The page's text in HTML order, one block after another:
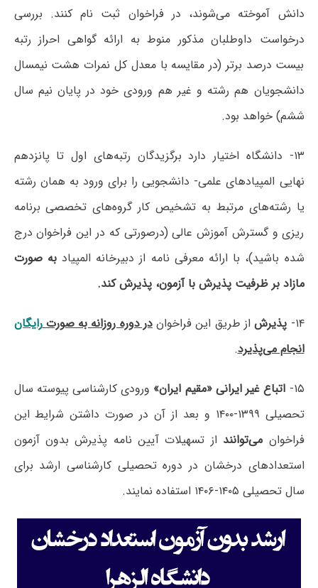
دانش آموخته می‌شوند، در فراخوان ثبت نام کنند. بررسی
درخواست داوطلبان مذکور منوط به ارائه گواهی احراز رتبه
بیست درصد برتر (در مقایسه با معدل کل نمرات هشت نیمسال
دانشجویان هم رشته و غیر هم ورودی خود در پایان نیم سال
ششم) خواهد بود.
۱۳- دانشگاه اختیار دارد برگزیدگان رتبه‌های اول تا پانزدهم
نهایی المپیادهای علمی- دانشجویی را برای ورود به همان رشته
یا رشته‌های مرتبط به تشخیص کار گروه‌های تخصصی برنامه
ریزی و گسترش آموزش عالی (درصورتی که در این فراخوان درج
شده باشید)، با ارائه معرفی نامه از دبیرخانه المپیاد به صورت
مازاد بر ظرفیت پذیرش با آزمون، پذیرش کند.
۱۴- پذیرشاز طریق این فراخواندر دوره روزانه به صورترایگان
انجام می‌پذیرد.
۱۵- اتباع غیر ایرانی «مقیم ایران» ورودی کارشناسی پیوسته سال
تحصیلی ۱۳۹۹-۱۴۰۰ و بعد از آن در صورت داشتن شرایط این
فراخوان می‌توانند از تسهیلات آیین نامه پذیرش بدون آزمون
استعدادهای درخشان در دوره تحصیلی کارشناسی ارشد برای
سال تحصیلی ۱۴۰۵-۱۴۰۶ استفاده نمایند.